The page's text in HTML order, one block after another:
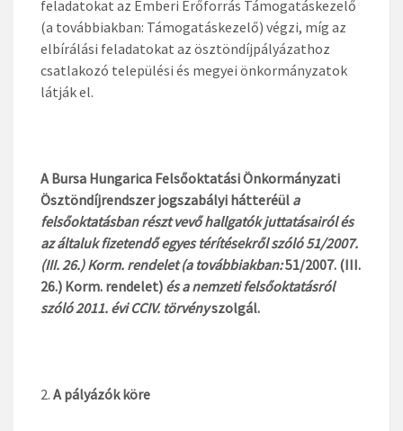
feladatokat az Emberi Erőforrás Támogatáskezelő
(a továbbiakban: Támogatáskezelő) végzi, míg az
elbírálási feladatokat az ösztöndíjpályázathoz
csatlakozó települési és megyei önkormányzatok
látják el.
A Bursa Hungarica Felsőoktatási Önkormányzati
Ösztöndíjrendszer jogszabályi hátteréül a
felsőoktatásban részt vevő hallgatók juttatásairól és
az általuk fizetendő egyes térítésekről szóló 51/2007.
(III. 26.) Korm. rendelet (a továbbiakban:51/2007. (III.
26.) Korm. rendelet) és a nemzeti felsőoktatásról
szóló 2011. évi CCIV. törvényszolgál.
Apályázók köre